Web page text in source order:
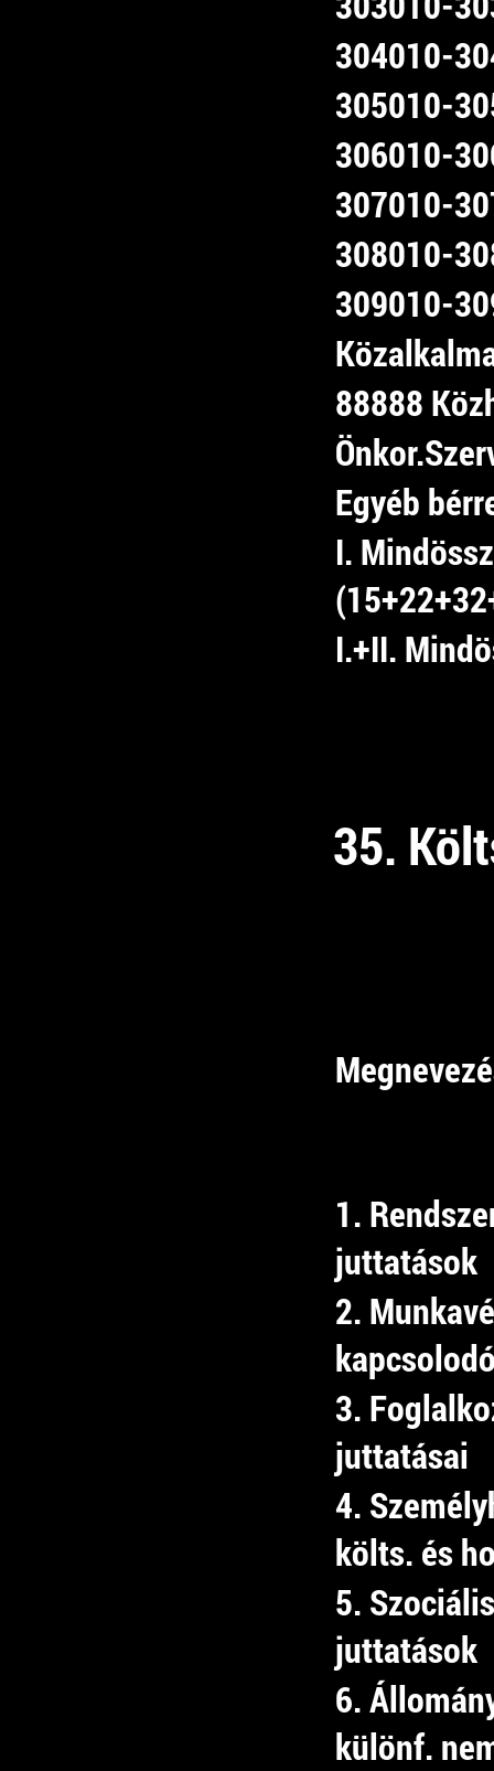
304010-
305010-
306010-
307010-
308010-
309010-
88888
Egyéb
I. Mindössz
I.+II.
35.
1.
juttatások
2.
3.
juttatásai
4.
költs. és
5.
juttatások
6.
különf.